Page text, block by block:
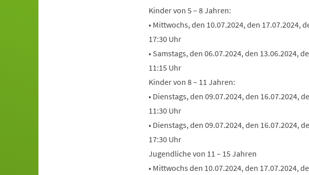
Kinder von 5 – 8 Jahren:
• Mittwochs, den 10.07.2024, den 17.07.2024,
17:30 Uhr
• Samstags, den 06.07.2024, den 13.06.2024,
11:15 Uhr
Kinder von 8 – 11 Jahren:
• Dienstags, den 09.07.2024, den 16.07.2024,
11:30 Uhr
• Dienstags, den 09.07.2024, den 16.07.2024,
17:30 Uhr
Jugendliche von 11 – 15 Jahren
• Mittwochs den 10.07.2024, den 17.07.2024,